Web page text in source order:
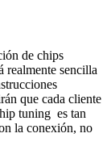
de chips
realmente sencilla
que cada cliente
tuning es tan
la conexión, no